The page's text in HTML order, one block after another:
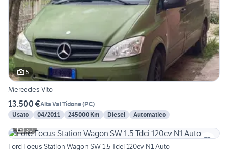
5
Mercedes Vito
13.500 €Alta Val Tidone(PC)
Usato
04/2011 245000 Km Diesel
Automatico
30
Ford Focus Station Wagon SW 1.5 Tdci 120cv N1 Auto